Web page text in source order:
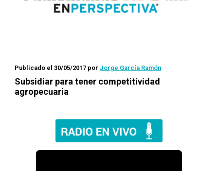
Publicado el 30/05/2017 por Jorge García Ramón
Subsidiar para tener competitividad
agropecuaria